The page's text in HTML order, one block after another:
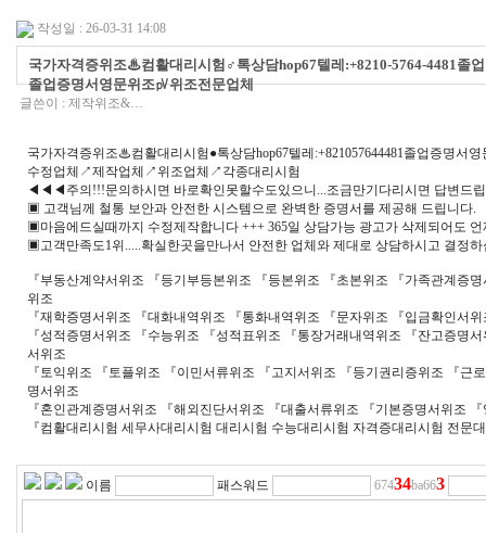
작성일 : 26-03-31 14:08
국가자격증위조♨컴활대리시험♂톡상담hop67텔레:+8210-5764-4481졸
졸업증명서영문위조㎴위조전문업체
글쓴이 : 제작위조&…
국가자격증위조♨컴활대리시험●톡상담hop67텔레:+821057644481졸업증명서
수정업체↗제작업체↗위조업체↗각종대리시험
◀◀◀주의!!!문의하시면 바로확인못할수도있으니...조금만기다리시면 답변드
▣ 고객님께 철통 보안과 안전한 시스템으로 완벽한 증명서를 제공해 드립니다.
▣마음에드실때까지 수정제작합니다 +++ 365일 상담가능 광고가 삭제되어도
▣고객만족도1위.....확실한곳을만나서 안전한 업체와 제대로 상담하시고 결정
『부동산계약서위조 『등기부등본위조 『등본위조 『초본위조 『가족관계
위조
『재학증명서위조 『대화내역위조 『통화내역위조 『문자위조 『입금확인
『성적증명서위조 『수능위조 『성적표위조 『통장거래내역위조 『잔고증
서위조
『토익위조 『토플위조 『이민서류위조 『고지서위조 『등기권리증위조 『
명서위조
『혼인관계증명서위조 『해외진단서위조 『대출서류위조 『기본증명서위조
『컴활대리시험 세무사대리시험 대리시험 수능대리시험 자격증대리시험 전문
이름 패스워드 67434ba663